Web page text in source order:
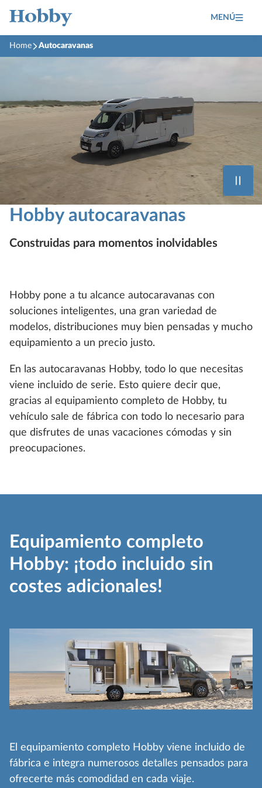
MENÚ
Home Autocaravanas
Hobby autocaravanas
Construidas para momentos inolvidables
Hobby pone a tu alcance autocaravanas con
soluciones inteligentes, una gran variedad de
modelos, distribuciones muy bien pensadas y mucho
equipamiento a un precio justo.
En las autocaravanas Hobby, todo lo que necesitas
viene incluido de serie. Esto quiere decir que,
gracias al equipamiento completo de Hobby, tu
vehículo sale de fábrica con todo lo necesario para
que disfrutes de unas vacaciones cómodas y sin
preocupaciones.
Equipamiento completo
Hobby: ¡todo incluido sin
costes adicionales!
El equipamiento completo Hobby viene incluido de
fábrica e integra numerosos detalles pensados para
ofrecerte más comodidad en cada viaje.